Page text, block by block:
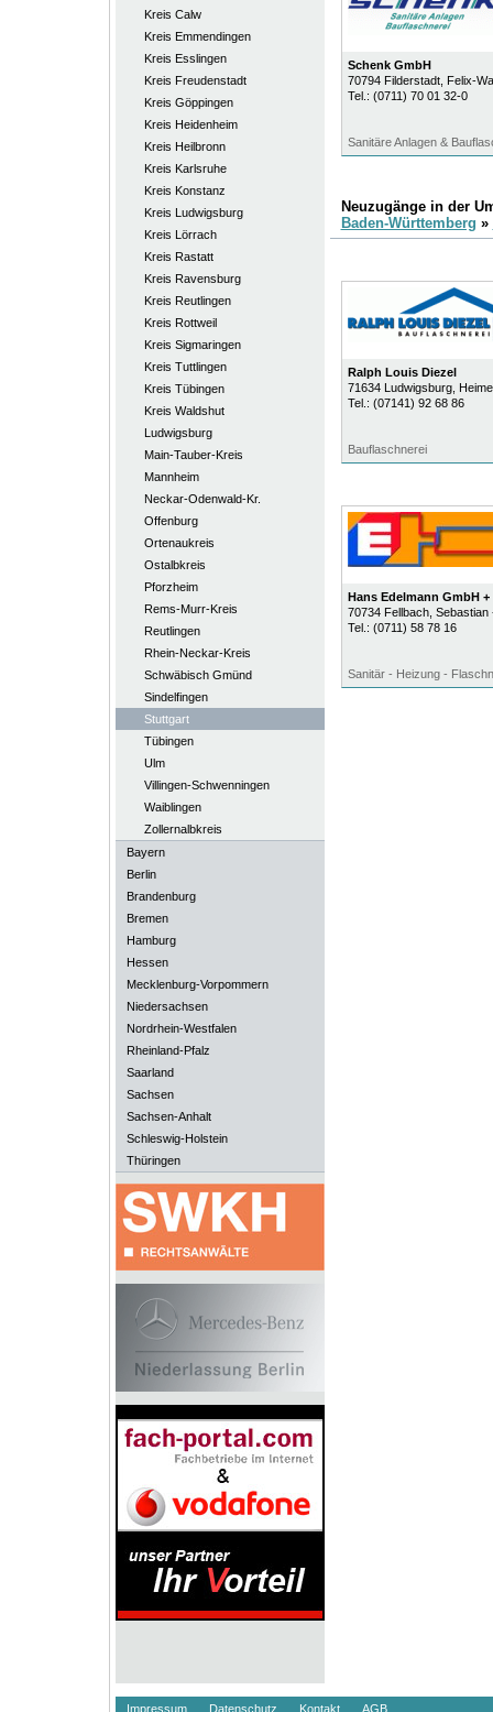
Kreis Calw
Kreis Emmendingen
Kreis Esslingen
Kreis Freudenstadt
Kreis Göppingen
Kreis Heidenheim
Kreis Heilbronn
Kreis Karlsruhe
Kreis Konstanz
Kreis Ludwigsburg
Kreis Lörrach
Kreis Rastatt
Kreis Ravensburg
Kreis Reutlingen
Kreis Rottweil
Kreis Sigmaringen
Kreis Tuttlingen
Kreis Tübingen
Kreis Waldshut
Ludwigsburg
Main-Tauber-Kreis
Mannheim
Neckar-Odenwald-Kr.
Offenburg
Ortenaukreis
Ostalbkreis
Pforzheim
Rems-Murr-Kreis
Reutlingen
Rhein-Neckar-Kreis
Schwäbisch Gmünd
Sindelfingen
Stuttgart
Tübingen
Ulm
Villingen-Schwenningen
Waiblingen
Zollernalbkreis
Bayern
Berlin
Brandenburg
Bremen
Hamburg
Hessen
Mecklenburg-Vorpommern
Niedersachsen
Nordrhein-Westfalen
Rheinland-Pfalz
Saarland
Sachsen
Sachsen-Anhalt
Schleswig-Holstein
Thüringen
Schenk GmbH
70794 Filderstadt, Felix-
Tel.: (0711) 70 01 32-0
Sanitäre Anlagen &
Neuzugänge in der
Baden-Württemberg »
Ralph Louis Diezel
71634 Ludwigsburg,
Tel.: (07141) 92 68 86
Bauflaschnerei
Hans Edelmann GmbH +
70734 Fellbach, Sebastian
Tel.: (0711) 58 78 16
Sanitär - Heizung -
Impressum Datenschutz Kontakt AGB